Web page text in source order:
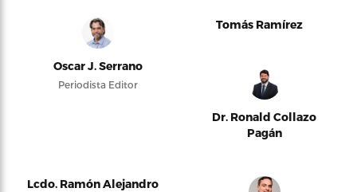
Oscar J. Serrano
Periodista Editor
Tomás Ramírez
Dr. Ronald Collazo
Pagán
Lcdo. Ramón Alejandro